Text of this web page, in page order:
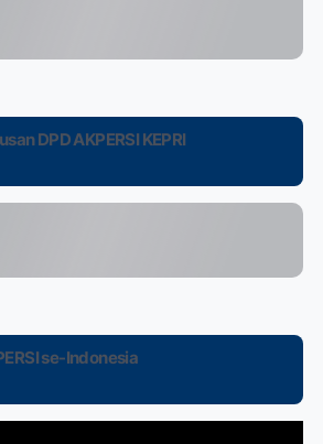
DPD AKPERSI KEPRI
se-Indonesia